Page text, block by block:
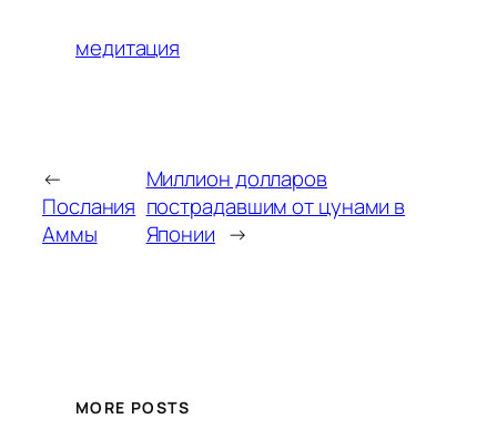
медитация
←
Послания
Аммы
Миллион долларов
пострадавшим от цунами в
Японии →
MORE POSTS